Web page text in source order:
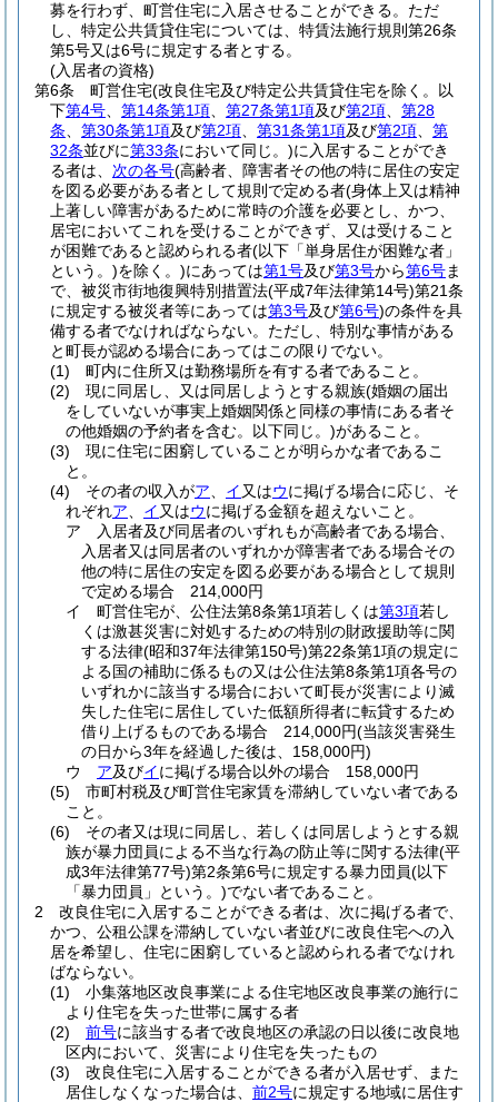
募を行わず、町営住宅に入居させることができる。 ただ
し、特定公共賃貸住宅については、特賃法施行規則第26条
第5号又は6号に規定する者とする。
(入居者の資格)
第6条
町営住宅(改良住宅及び特定公共賃貸住宅を除く。以
下第4号 第14条第1項 第27条第1項及び第2項
第28
条
第30条第1項及び第2項 第31条第1項及び第2項
第
32条並びに第33条において同じ。)に入居することができ
る者は、 次の各号(高齢者、障害者その他の特に居住の安定
を図る必要がある者として規則で定める者(身体上又は精神
上著しい障害があるために常時の介護を必要とし、かつ、
居宅においてこれを受けることができず、又は受けること
が困難であると認められる者(以下「単身居住が困難な者」
という。)を除く。)にあっては第1号及び第3号から第6号ま
で、被災市街地復興特別措置法(平成7年法律第14号)第21条
に規定する被災者等にあっては第3号及び第6号)の条件を具
備する者でなければならない。 ただし、特別な事情がある
と町長が認める場合にあってはこの限りでない。
(1)
町内に住所又は勤務場所を有する者であること。
(2)
現に同居し、又は同居しようとする親族(婚姻の届出
をしていないが事実上婚姻関係と同様の事情にある者そ
の他婚姻の予約者を含む。以下同じ。)があること。
(3)
現に住宅に困窮していることが明らかな者であるこ
と。
(4)
その者の収入がア イ 又はウに掲げる場合に応じ、そ
れぞれア イ 又はウに掲げる金額を超えないこと。
ア
入居者及び同居者のいずれもが高齢者である場合、
入居者又は同居者のいずれかが障害者である場合その
他の特に居住の安定を図る必要がある場合として規則
で定める場合 214,000円
イ
町営住宅が、公住法第8条第1項若しくは第3項若し
くは激甚災害に対処するための特別の財政援助等に関
する法律(昭和37年法律第150号)第22条第1項の規定に
よる国の補助に係るもの又は公住法第8条第1項各号の
いずれかに該当する場合において町長が災害により滅
失した住宅に居住していた低額所得者に転貸するため
借り上げるものである場合 214,000円(当該災害発生
の日から3年を経過した後は、158,000円)
ウ
ア及びイに掲げる場合以外の場合 158,000円
(5)
市町村税及び町営住宅家賃を滞納していない者である
こと。
(6)
その者又は現に同居し、若しくは同居しようとする親
族が暴力団員による不当な行為の防止等に関する法律(平
成3年法律第77号)第2条第6号に規定する暴力団員(以下
「暴力団員」という。)でない者であること。
2
改良住宅に入居することができる者は、次に掲げる者で、
かつ、公租公課を滞納していない者並びに改良住宅への入
居を希望し、住宅に困窮していると認められる者でなけれ
ばならない。
(1)
小集落地区改良事業による住宅地区改良事業の施行に
より住宅を失った世帯に属する者
(2)
前号に該当する者で改良地区の承認の日以後に改良地
区内において、災害により住宅を失ったもの
(3)
改良住宅に入居することができる者が入居せず、また
居住しなくなった場合は、 前2号に規定する地域に居住す